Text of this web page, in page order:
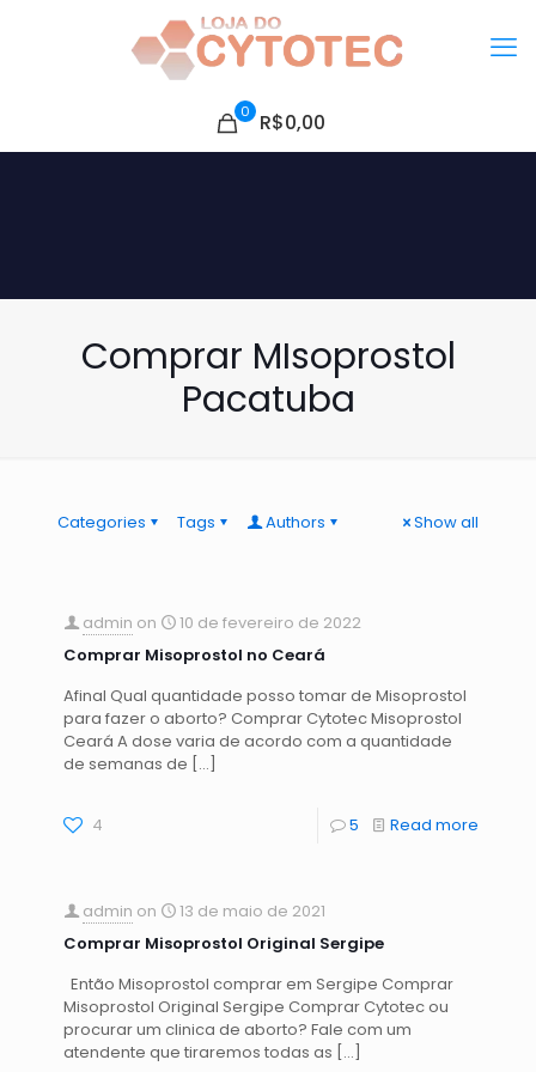
0 R$0,00
Comprar MIsoprostol
Pacatuba
Categories Tags Authors Show all
admin on
10 de fevereiro de 2022
Comprar Misoprostol no Ceará
Afinal Qual quantidade posso tomar de Misoprostol
para fazer o aborto? Comprar Cytotec Misoprostol
Ceará A dose varia de acordo com a quantidade
de semanas de […]
4 5 Read more
admin on
13 de maio de 2021
Comprar Misoprostol Original Sergipe
Então Misoprostol comprar em Sergipe Comprar
Misoprostol Original Sergipe Comprar Cytotec ou
procurar um clinica de aborto? Fale com um
atendente que tiraremos todas as […]